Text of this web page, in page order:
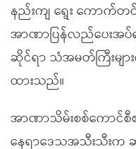
နည်းကျ ရွေး ကောက်တ
အာဏာပြန်လည်ပေးအပ်
ဆိုင်ရာ သံအမတ်ကြီးမျ
ထားသည်။
အာဏာသိမ်းစစ်ကောင်စီ
နေရာဒေသအသီးသီးက